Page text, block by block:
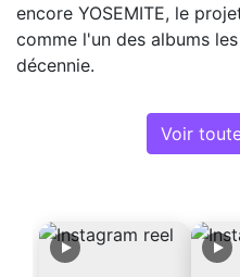
encore YOSEMITE, le
comme l'un des albums
décennie.
Voir